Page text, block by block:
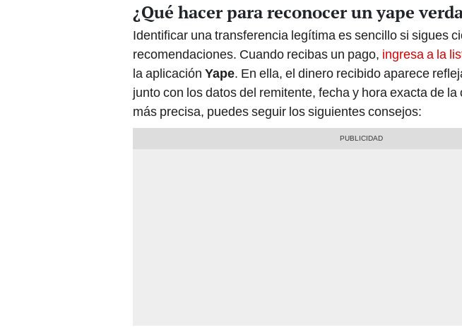
¿Qué hacer para reconocer un yape
Identificar una transferencia legítima es sencillo si sigues
recomendaciones. Cuando recibas un pago, ingresa a la
la aplicación Yape. En ella, el dinero recibido aparece
junto con los datos del remitente, fecha y hora exacta de
más precisa, puedes seguir los siguientes consejos: